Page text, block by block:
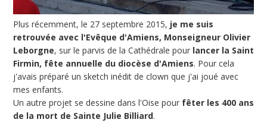
Plus récemment, le 27 septembre 2015, je me suis
retrouvée avec l'Evêque d'Amiens, Monseigneur Olivier
Leborgne, sur le parvis de la Cathédrale pour lancer la Saint
Firmin, fête annuelle du diocèse d'Amiens. Pour cela
j'avais préparé un sketch inédit de clown que j'ai joué avec
mes enfants.
Un autre projet se dessine dans l'Oise pour fêter les 400 ans
de la mort de Sainte Julie Billiard.